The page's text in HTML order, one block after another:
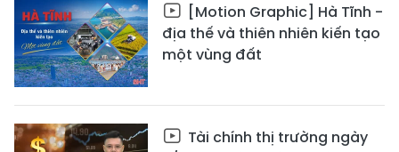
[Motion Graphic] Hà Tĩnh -
địa thế và thiên nhiên kiến tạo
một vùng đất
Tài chính thị trường ngày